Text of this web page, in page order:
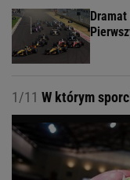
1/11 W którym